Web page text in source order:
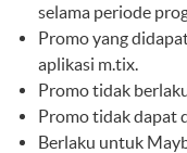
selama periode
Promo yang
aplikasi m.tix.
Promo tidak
Promo tidak dapat
Berlaku untuk